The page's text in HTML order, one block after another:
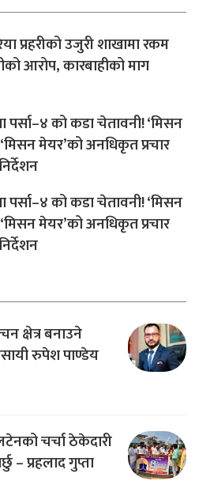
प्रहरीको उजुरी शाखामा रकम
आरोप, कारबाहीको माग
पर्सा–४ को कडा चेतावनी! ‘मिसन
‘मिसन मेयर’को अनधिकृत प्रचार
पर्सा–४ को कडा चेतावनी! ‘मिसन
‘मिसन मेयर’को अनधिकृत प्रचार
क्षेत्र बनाउने
रुपेश पाण्डेय
चर्चा ठेकेदारी
– प्रहलाद गुप्ता